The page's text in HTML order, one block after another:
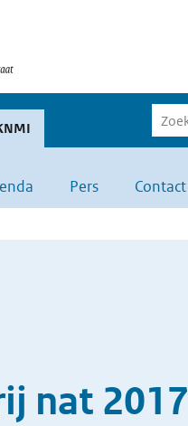
Pers Contact
nat 2017